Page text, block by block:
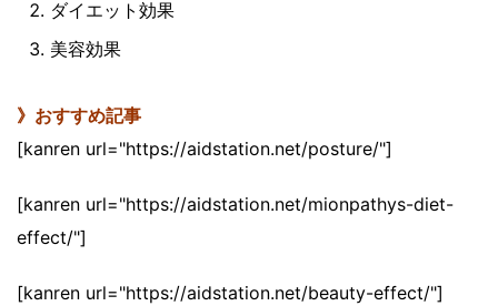
ダイエット効果
美容効果
》おすすめ記事
[kanren url="https://aidstation.net/posture/"]
[kanren url="https://aidstation.net/mionpathys-diet-
effect/"]
[kanren url="https://aidstation.net/beauty-effect/"]